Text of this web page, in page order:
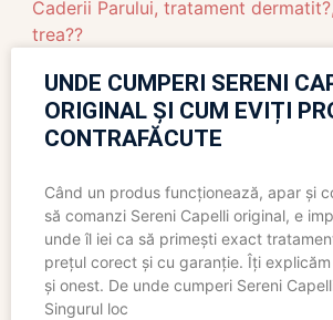
Caderii Parului, tratament dermatit?,
trea??
UNDE CUMPERI SERENI
ORIGINAL ȘI CUM EVIȚI
CONTRAFĂCUTE
Când un produs funcționează, apar și
să comanzi Sereni Capelli original, e
unde îl iei ca să primești exact
prețul corect și cu garanție. Îți explicăm
și onest. De unde cumperi Sereni
Singurul loc